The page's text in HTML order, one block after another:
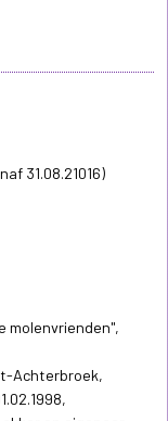
31.08.21016)
molenvrienden",
Achterbroek,